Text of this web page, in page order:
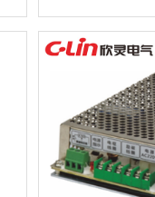
冷却方式:
强
环境温度:
使用场所:
海
使
体等